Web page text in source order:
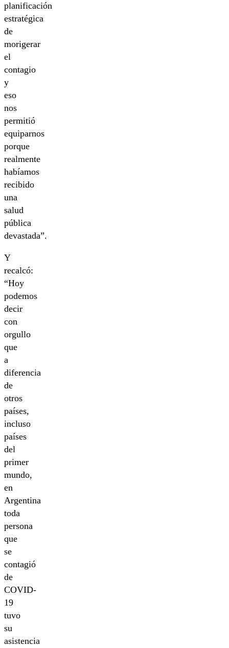
planificación
estratégica
de
morigerar
el
contagio
y
eso
nos
permitió
equiparnos
porque
realmente
habíamos
recibido
una
salud
pública
devastada”.
Y
recalcó:
“Hoy
podemos
decir
con
orgullo
que
a
diferencia
de
otros
países,
incluso
países
del
primer
mundo,
en
Argentina
toda
persona
que
se
contagió
de
COVID-
19
tuvo
su
asistencia